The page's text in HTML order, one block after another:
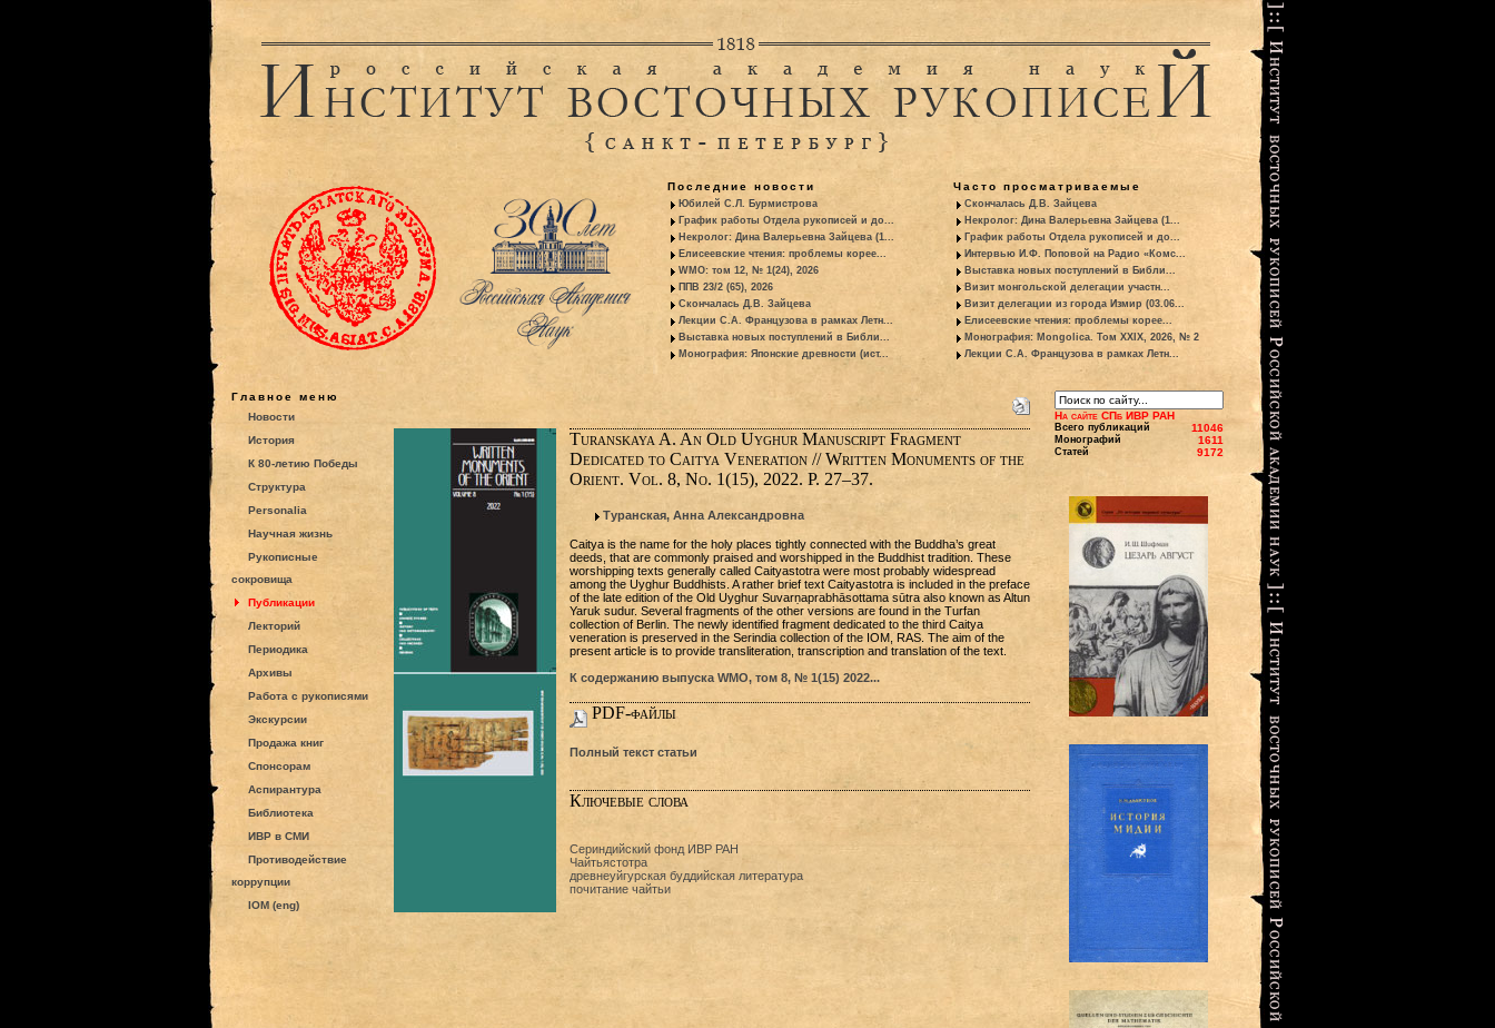
Последние новости
Юбилей С.Л. Бурмистрова
График работы Отдела рукописей и до...
Некролог: Дина Валерьевна Зайцева (1...
Елисеевские чтения: проблемы корее...
WMO: том 12, № 1(24), 2026
ППВ 23/2 (65), 2026
Скончалась Д.В. Зайцева
Лекции С.А. Французова в рамках Летн...
Выставка новых поступлений в Библи...
Монография: Японские древности (ист...
Часто просматриваемые
Скончалась Д.В. Зайцева
Некролог: Дина Валерьевна Зайцева (1...
График работы Отдела рукописей и до...
Интервью И.Ф. Поповой на Радио «Комс...
Выставка новых поступлений в Библи...
Визит монгольской делегации участн...
Визит делегации из города Измир (03.06...
Елисеевские чтения: проблемы корее...
Монография: Mongolica. Том XXIX, 2026, № 2
Лекции С.А. Французова в рамках Летн...
Главное меню
Новости
История
К 80-летию Победы
Структура
Personalia
Научная жизнь
Рукописные
сокровища
Публикации
Лекторий
Периодика
Архивы
Работа с рукописями
Экскурсии
Продажа книг
Спонсорам
Аспирантура
Библиотека
ИВР в СМИ
Противодействие
коррупции
IOM (eng)
Turanskaya A. An Old Uyghur Manuscript Fragment
Dedicated to Caitya Veneration // Written Monuments of the
Orient. Vol. 8, No. 1(15), 2022. P. 27–37.
Туранская, Анна Александровна
Caitya is the name for the holy places tightly connected with the Buddha’s great
deeds, that are commonly praised and worshipped in the Buddhist tradition. These
worshipping texts generally called Caityastotra were most probably widespread
among the Uyghur Buddhists. A rather brief text Caityastotra is included in the preface
of the late edition of the Old Uyghur Suvarṇaprabhāsottama sūtra also known as Altun
Yaruk sudur. Several fragments of the other versions are found in the Turfan
collection of Berlin. The newly identified fragment dedicated to the third Caitya
veneration is preserved in the Serindia collection of the IOM, RAS. The aim of the
present article is to provide transliteration, transcription and translation of the text.
К содержанию выпуска WMO, том 8, № 1(15) 2022...
PDF-файлы
Полный текст статьи
Ключевые слова
Сериндийский фонд ИВР РАН
Чайтьястотра
древнеуйгурская буддийская литература
почитание чайтьи
На сайте СПб ИВР РАН
Всего публикаций 11046
Монографий 1611
Статей 9172